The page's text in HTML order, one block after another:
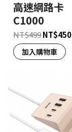
高速網路卡
C1000
NT$499NT$450
加入購物車